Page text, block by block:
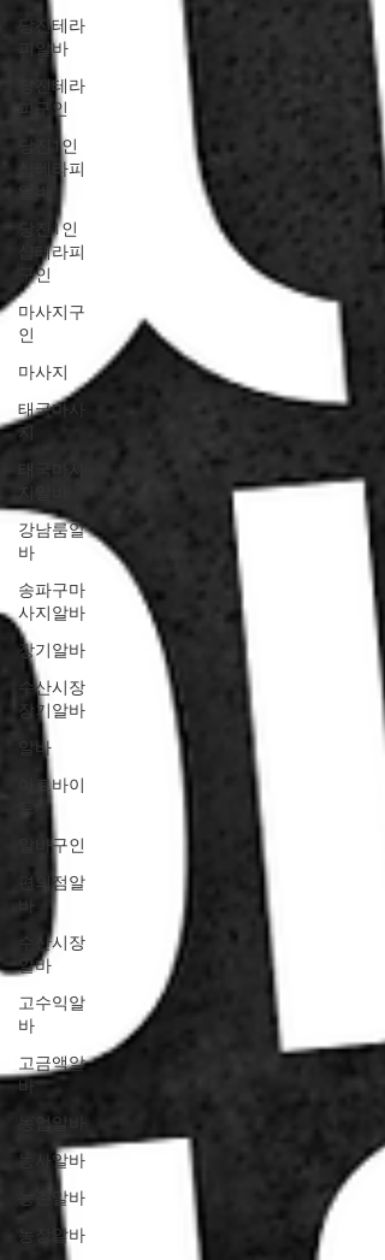
당진테라
피알바
당진테라
피구인
당진1인
샵테라피
알바
당진1인
샵테라피
구인
마사지구
인
마사지
태국마사
지
태국마사
지알바
강남룸알
바
송파구마
사지알바
장기알바
수산시장
장기알바
알바
아르바이
알바구인
편의점알
바
수산시장
알바
고수익알
바
고금액알
바
농업알바
농사알바
농촌알바
농장알바